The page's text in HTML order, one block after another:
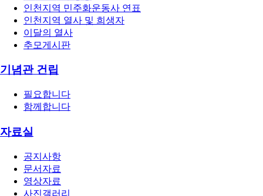
인천지역 민주화운동사 연표
인천지역 열사 및 희생자
이달의 열사
추모게시판
기념관 건립
필요합니다
함께합니다
자료실
공지사항
문서자료
영상자료
사진갤러리